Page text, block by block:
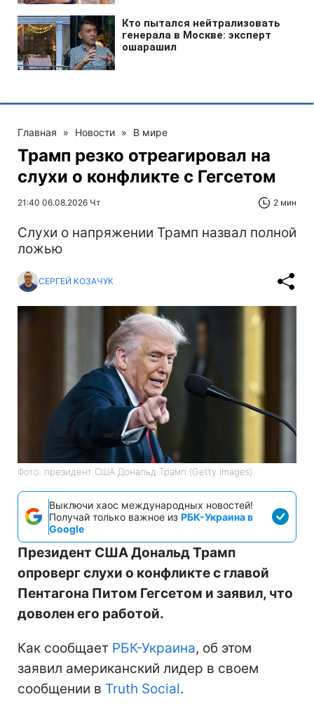
Главная » Новости » В мире
Трамп резко отреагировал на
слухи о конфликте с Гегсетом
21:40 06.08.2026 Чт 2 мин
Слухи о напряжении Трамп назвал полной
ложью
СЕРГЕЙ КОЗАЧУК
Фото: президент США Дональд Трамп (Getty Images)
Выключи хаос международных новостей!
Получай только важное из РБК-Украина в
Google
Президент США Дональд Трамп
опроверг слухи о конфликте с главой
Пентагона Питом Гегсетом и заявил, что
доволен его работой.
Как сообщает РБК-Украина, об этом
заявил американский лидер в своем
сообщении в Truth Social.